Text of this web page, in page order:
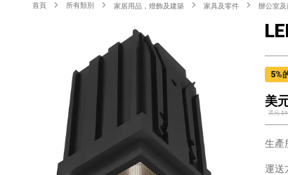
首頁
所有類別 家居用品，燈飾及建築 家具及零件 辦公室
5%
美
美元 $
生產
運送